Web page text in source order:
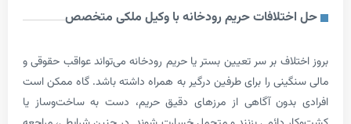
حریم رودخانه با وکیل ملکی متخصص
بر سر تعیین بستر یا حریم رودخانه می‌تواند عواقب حقوقی و
را برای طرفین درگیر به همراه داشته باشد. گاه ممکن است
آگاهی از مرزهای دقیق حریم، دست به ساخت‌وساز یا